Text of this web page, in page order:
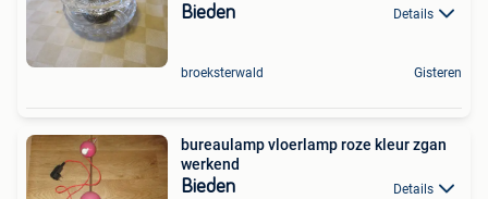
Bieden Details
broeksterwald Gisteren
bureaulamp vloerlamp roze kleur zgan
werkend
Bieden Details